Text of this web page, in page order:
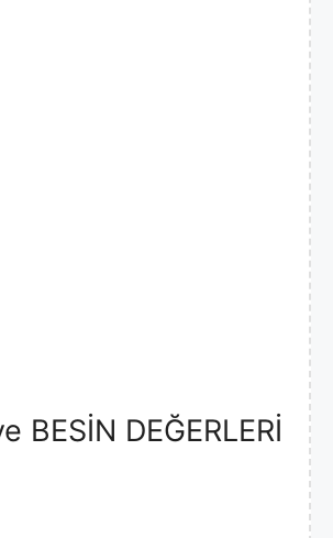
BESİN DEĞERLERİ